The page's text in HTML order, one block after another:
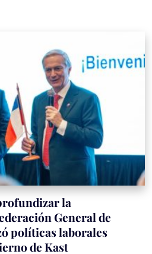
la
General de
políticas laborales
de Kast